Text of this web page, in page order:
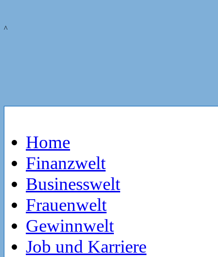
^
Home
Finanzwelt
Businesswelt
Frauenwelt
Gewinnwelt
Job und Karriere